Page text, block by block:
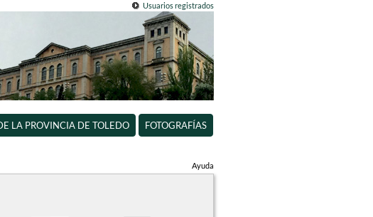
Usuarios registrados
LA PROVINCIA DE TOLEDO FOTOGRAFÍAS
Ayuda